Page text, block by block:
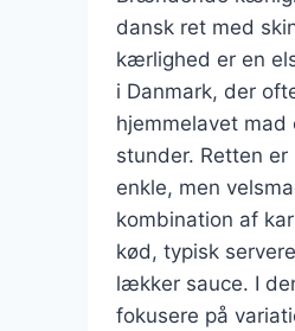
dansk ret med
kærlighed er en
i Danmark, der
hjemmelavet mad
stunder. Retten
enkle, men
kombination af
kød, typisk
lækker sauce. I
fokusere på